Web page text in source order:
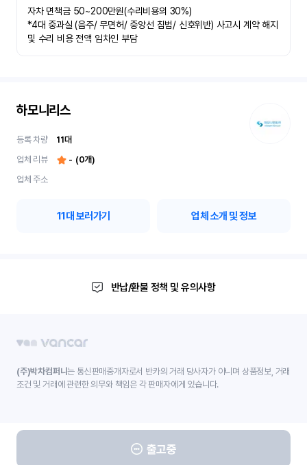
자차 면책금 50~200만원(수리비용의 30%)
*4대 중과실 (음주/ 무면허/ 중앙선 침범/ 신호위반) 사고시 계약 해지
및 수리 비용 전액 임차인 부담
하모니리스
등록 차량 11대
업체 리뷰
- (0개)
업체 주소
11대 보러가기 업체 소개 및 정보
반납/환불 정책 및 유의사항
출고중
(주)박차컴퍼니는 통신판매중개자로서 반카의 거래 당사자가 아니며 상품정보, 거래
조건 및 거래에 관련한 의무와 책임은 각 판매자에게 있습니다.